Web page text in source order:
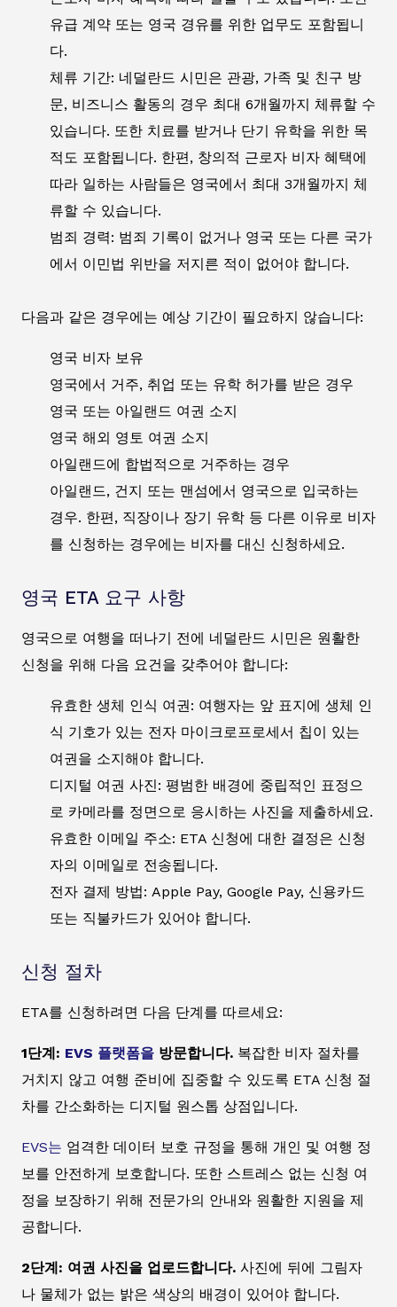
유급 계약 또는 영국 경유를 위한 업무도 포함됩니
다.
체류 기간: 네덜란드 시민은 관광, 가족 및 친구 방
문, 비즈니스 활동의 경우 최대 6개월까지 체류할 수
있습니다. 또한 치료를 받거나 단기 유학을 위한 목
적도 포함됩니다. 한편, 창의적 근로자 비자 혜택에
따라 일하는 사람들은 영국에서 최대 3개월까지 체
류할 수 있습니다.
범죄 경력: 범죄 기록이 없거나 영국 또는 다른 국가
에서 이민법 위반을 저지른 적이 없어야 합니다.
다음과 같은 경우에는 예상 기간이 필요하지 않습니다:
영국 비자 보유
영국에서 거주, 취업 또는 유학 허가를 받은 경우
영국 또는 아일랜드 여권 소지
영국 해외 영토 여권 소지
아일랜드에 합법적으로 거주하는 경우
아일랜드, 건지 또는 맨섬에서 영국으로 입국하는
경우. 한편, 직장이나 장기 유학 등 다른 이유로 비자
를 신청하는 경우에는 비자를 대신 신청하세요.
영국 ETA 요구 사항
영국으로 여행을 떠나기 전에 네덜란드 시민은 원활한
신청을 위해 다음 요건을 갖추어야 합니다:
유효한 생체 인식 여권: 여행자는 앞 표지에 생체 인
식 기호가 있는 전자 마이크로프로세서 칩이 있는
여권을 소지해야 합니다.
디지털 여권 사진: 평범한 배경에 중립적인 표정으
로 카메라를 정면으로 응시하는 사진을 제출하세요.
유효한 이메일 주소: ETA 신청에 대한 결정은 신청
자의 이메일로 전송됩니다.
전자 결제 방법: Apple Pay, Google Pay, 신용카드
또는 직불카드가 있어야 합니다.
신청 절차
ETA를 신청하려면 다음 단계를 따르세요:
1단계: EVS 플랫폼을 방문합니다. 복잡한 비자 절차를
거치지 않고 여행 준비에 집중할 수 있도록 ETA 신청 절
차를 간소화하는 디지털 원스톱 상점입니다.
EVS는 엄격한 데이터 보호 규정을 통해 개인 및 여행 정
보를 안전하게 보호합니다. 또한 스트레스 없는 신청 여
정을 보장하기 위해 전문가의 안내와 원활한 지원을 제
공합니다.
2단계: 여권 사진을 업로드합니다. 사진에 뒤에 그림자
나 물체가 없는 밝은 색상의 배경이 있어야 합니다.